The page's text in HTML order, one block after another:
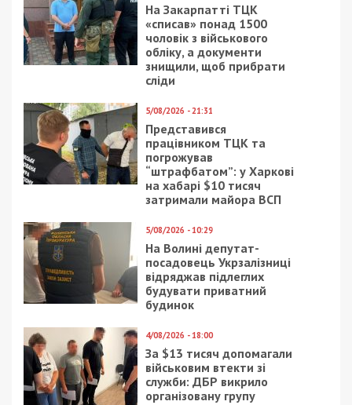
На Закарпатті ТЦК
«списав» понад 1500
чоловік з військового
обліку, а документи
знищили, щоб прибрати
сліди
5/08/2026 - 21:31
Представився
працівником ТЦК та
погрожував
“штрафбатом”: у Харкові
на хабарі $10 тисяч
затримали майора ВСП
5/08/2026 - 10:29
На Волині депутат-
посадовець Укрзалізниці
відряджав підлеглих
будувати приватний
будинок
4/08/2026 - 18:00
За $13 тисяч допомагали
військовим втекти зі
служби: ДБР викрило
організовану групу